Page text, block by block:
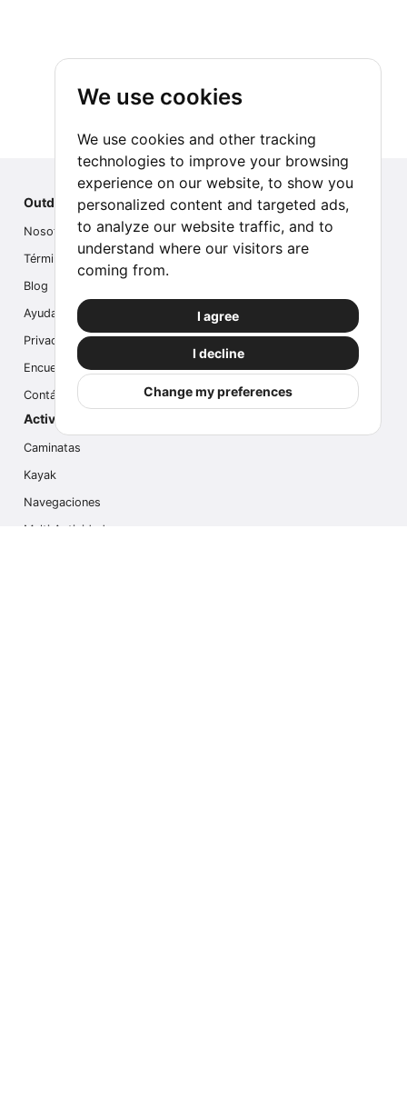
We use cookies
We use cookies and other tracking
technologies to improve your browsing
experience on our website, to show you
personalized content and targeted ads,
to analyze our website traffic, and to
understand where our visitors are
coming from.
I agree
I decline
Change my preferences
Outdoor Index
Nosotros
Términos
Blog
Ayuda
Privacidad
Encuesta
Contáctanos
Actividades populares
Caminatas
Kayak
Navegaciones
Multi Actividades